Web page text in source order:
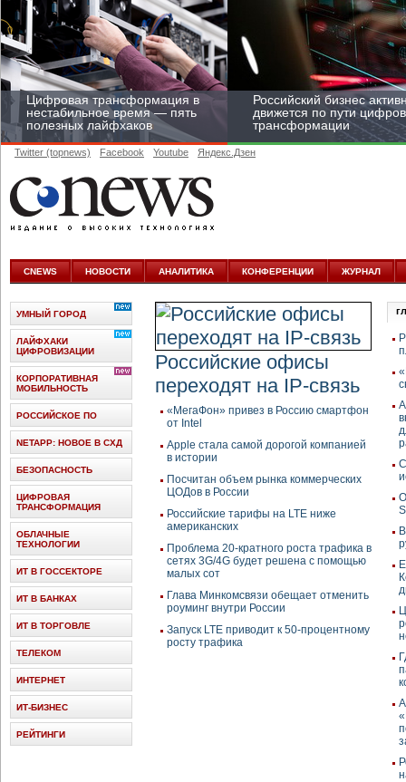
Цифровая трансформация в
нестабильное время — пять
полезных лайфхаков
Российский бизнес
движется по пути
трансформации
цифровизироваться со
скоростью крупных
корпораций
Twitter (topnews) Facebook Youtube Яндекс.Дзен
CNEWS НОВОСТИ АНАЛИТИКА КОНФЕРЕНЦИИ ЖУРНАЛ
Российские офисы
переходят на IP-связь
«МегаФон» привез в Россию смартфон
от Intel
Apple стала самой дорогой компанией
в истории
Посчитан объем рынка коммерческих
ЦОДов в России
Российские тарифы на LTE ниже
американских
Проблема 20-кратного роста трафика в
сетях 3G/4G будет решена с помощью
малых сот
Глава Минкомсвязи обещает отменить
роуминг внутри России
Запуск LTE приводит к 50-процентному
росту трафика
УМНЫЙ ГОРОД
ЛАЙФХАКИ
ЦИФРОВИЗАЦИИ
КОРПОРАТИВНАЯ
МОБИЛЬНОСТЬ
РОССИЙСКОЕ ПО
NETAPP: НОВОЕ В СХД
БЕЗОПАСНОСТЬ
ЦИФРОВАЯ
ТРАНСФОРМАЦИЯ
ОБЛАЧНЫЕ
ТЕХНОЛОГИИ
ИТ В ГОССЕКТОРЕ
ИТ В БАНКАХ
ИТ В ТОРГОВЛЕ
ТЕЛЕКОМ
ИНТЕРНЕТ
ИТ-БИЗНЕС
РЕЙТИНГИ